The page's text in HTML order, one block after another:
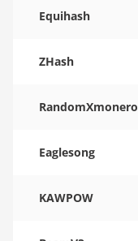
Equihash
ZHash
RandomXmonero
Eaglesong
KAWPOW